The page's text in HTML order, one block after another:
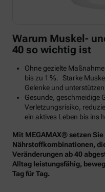
Warum Muskel-
40 so wichtig ist
Ohne gezielte
bis zu 1 %. Starke
Gelenke und
Gesunde, geschmeidige
Verletzungsrisiko,
ein aktives Leben bis ins
Mit MEGAMAX® setzen
Nährstoffkombinationen,
Veränderungen ab 40
Alltag leistungsfähig,
Tag für Tag.